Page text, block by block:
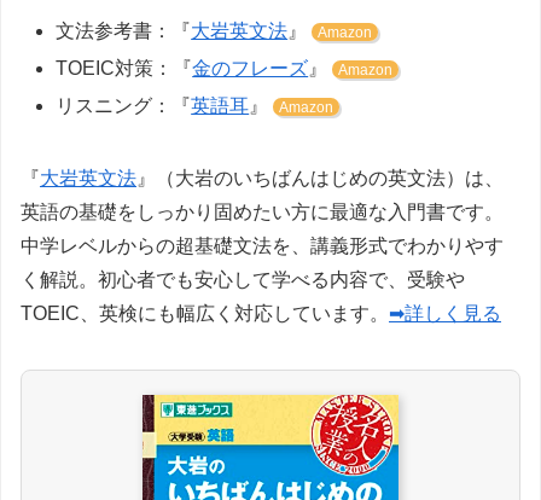
文法参考書：『大岩英文法 』 Amazon
TOEIC対策：『金のフレーズ 』 Amazon
リスニング：『英語耳 』 Amazon
『大岩英文法 』（大岩のいちばんはじめの英文法）は、
英語の基礎をしっかり固めたい方に最適な入門書です。
中学レベルからの超基礎文法を、講義形式でわかりやす
く解説。初心者でも安心して学べる内容で、受験や
TOEIC、英検にも幅広く対応しています。 ➡詳しく見る